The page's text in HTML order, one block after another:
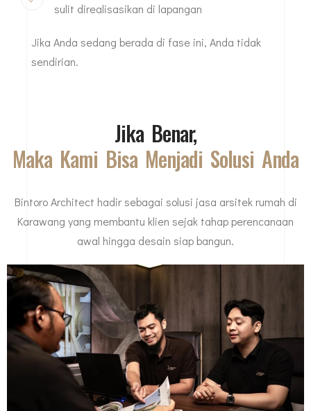
sulit direalisasikan di lapangan
Jika Anda sedang berada di fase ini, Anda tidak
sendirian.
Jika Benar,
Maka Kami Bisa Menjadi Solusi Anda
Bintoro Architect hadir sebagai solusi jasa arsitek rumah di
Karawang yang membantu klien sejak tahap perencanaan
awal hingga desain siap bangun.